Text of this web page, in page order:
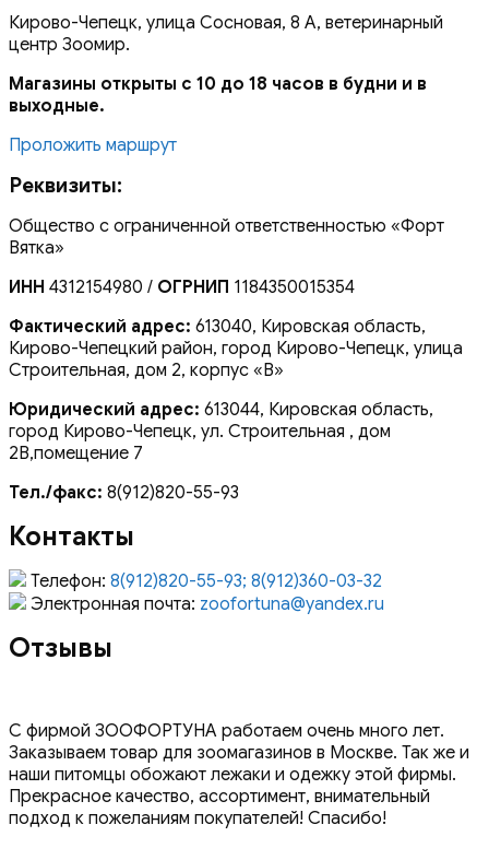
Кирово-Чепецк, улица Сосновая, 8 А, ветеринарный
центр Зоомир.
Магазины открыты с 10 до 18 часов в будни и в
выходные.
Проложить маршрут
Реквизиты:
Общество с ограниченной ответственностью «Форт
Вятка»
ИНН 4312154980 / ОГРНИП 1184350015354
Фактический адрес: 613040, Кировская область,
Кирово-Чепецкий район, город Кирово-Чепецк, улица
Строительная, дом 2, корпус «В»
Юридический адрес: 613044, Кировская область,
город Кирово-Чепецк, ул. Строительная , дом
2В,помещение 7
Тел./факс: 8(912)820-55-93
Контакты
Телефон: 8(912)820-55-93; 8(912)360-03-32
Электронная почта: zoofortuna@yandex.ru
Отзывы
С фирмой ЗООФОРТУНА работаем очень много лет.
Заказываем товар для зоомагазинов в Москве. Так же и
наши питомцы обожают лежаки и одежку этой фирмы.
Прекрасное качество, ассортимент, внимательный
подход к пожеланиям покупателей! Спасибо!